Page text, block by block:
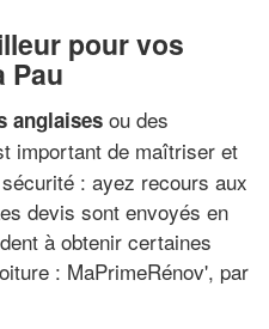
pour vos
Pau
anglaises ou des
important de maîtriser et
: ayez recours aux
devis sont envoyés en
à obtenir certaines
: MaPrimeRénov', par